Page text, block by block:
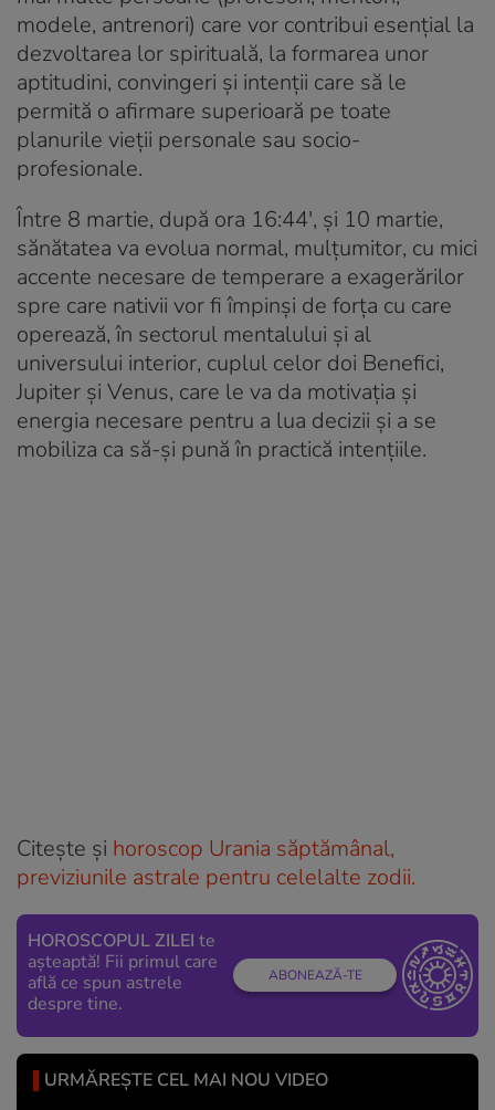
modele, antrenori) care vor contribui esențial la
dezvoltarea lor spirituală, la formarea unor
aptitudini, convingeri și intenții care să le
permită o afirmare superioară pe toate
planurile vieții personale sau socio-
profesionale.
Între 8 martie, după ora 16:44′, și 10 martie,
sănătatea va evolua normal, mulțumitor, cu mici
accente necesare de temperare a exagerărilor
spre care nativii vor fi împinși de forța cu care
operează, în sectorul mentalului și al
universului interior, cuplul celor doi Benefici,
Jupiter și Venus, care le va da motivația și
energia necesare pentru a lua decizii și a se
mobiliza ca să-și pună în practică intențiile.
Citește și horoscop Urania săptămânal,
previziunile astrale pentru celelalte zodii.
HOROSCOPUL ZILEI te
așteaptă! Fii primul care
află ce spun astrele
despre tine.
ABONEAZĂ-TE
URMĂREȘTE CEL MAI NOU VIDEO